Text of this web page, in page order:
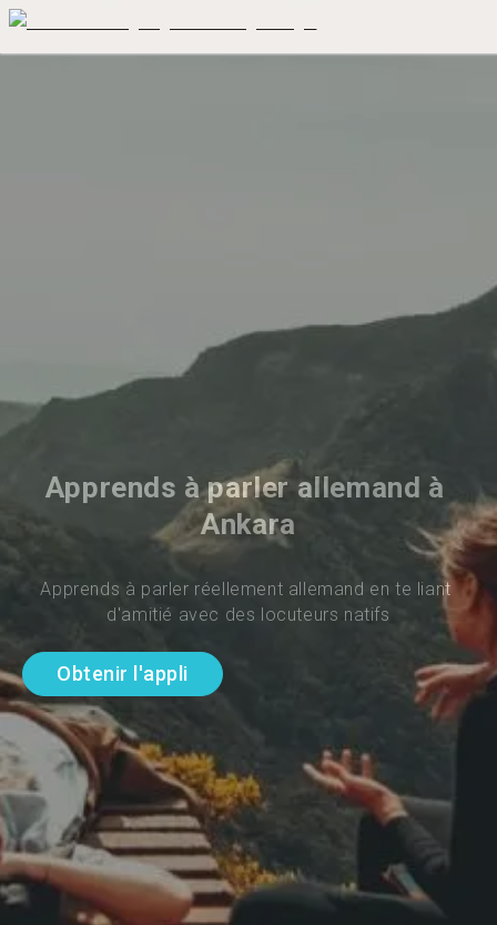
Apprends à parler allemand à
Ankara
Apprends à parler réellement allemand en te liant
d'amitié avec des locuteurs natifs
Obtenir l'appli